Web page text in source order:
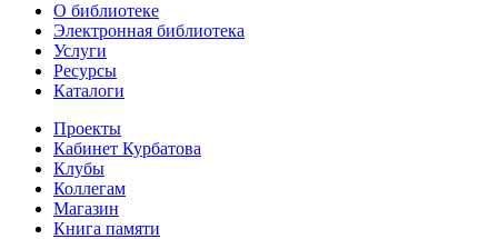
О библиотеке
Электронная библиотека
Услуги
Ресурсы
Каталоги
Проекты
Кабинет Курбатова
Клубы
Коллегам
Магазин
Книга памяти